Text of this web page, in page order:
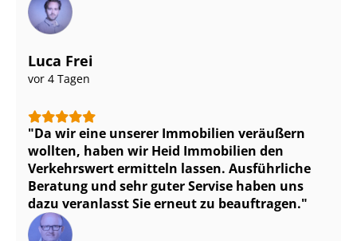
Luca Frei
vor 4 Tagen
Da wir eine unserer Immobilien veräußern
wollten, haben wir Heid Immobilien den
Verkehrswert ermitteln lassen. Ausführliche
Beratung und sehr guter Servise haben uns
dazu veranlasst Sie erneut zu beauftragen.